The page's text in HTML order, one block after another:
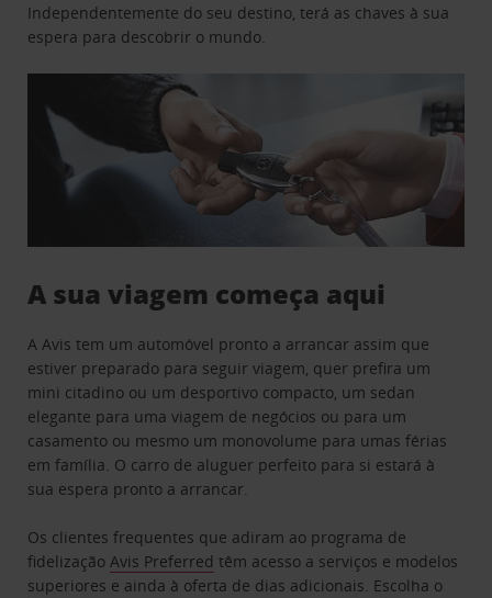
Independentemente do seu destino, terá as chaves à sua
espera para descobrir o mundo.
A sua viagem começa aqui
A Avis tem um automóvel pronto a arrancar assim que
estiver preparado para seguir viagem, quer prefira um
mini citadino ou um desportivo compacto, um sedan
elegante para uma viagem de negócios ou para um
casamento ou mesmo um monovolume para umas férias
em família. O carro de aluguer perfeito para si estará à
sua espera pronto a arrancar.
Os clientes frequentes que adiram ao programa de
fidelizaçãoAvis Preferred têm acesso a serviços e modelos
superiores e ainda à oferta de dias adicionais. Escolha o